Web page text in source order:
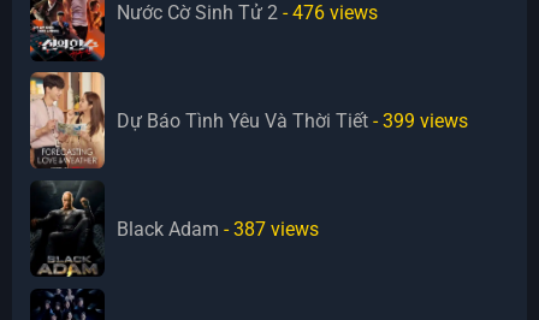
Nước Cờ Sinh Tử 2 - 476 views
Dự Báo Tình Yêu Và Thời Tiết - 399 views
Black Adam - 387 views